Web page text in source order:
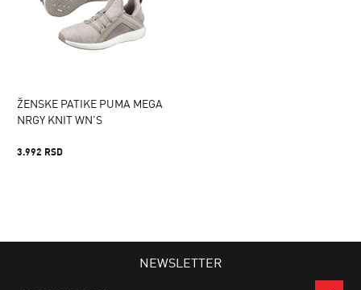
ŽENSKE PATIKE PUMA MEGA
NRGY KNIT WN'S
3.992 RSD
NEWSLETTER